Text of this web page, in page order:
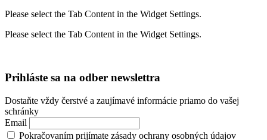
Please select the Tab Content in the Widget Settings.
Please select the Tab Content in the Widget Settings.
Prihláste sa na odber newslettra
Dostaňte vždy čerstvé a zaujímavé informácie priamo do vašej
schránky
Email
Pokračovaním prijímate zásady ochrany osobných údajov